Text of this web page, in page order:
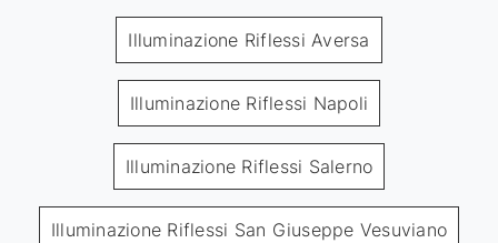
Illuminazione Riflessi Aversa
Illuminazione Riflessi Napoli
Illuminazione Riflessi Salerno
Illuminazione Riflessi San Giuseppe Vesuviano